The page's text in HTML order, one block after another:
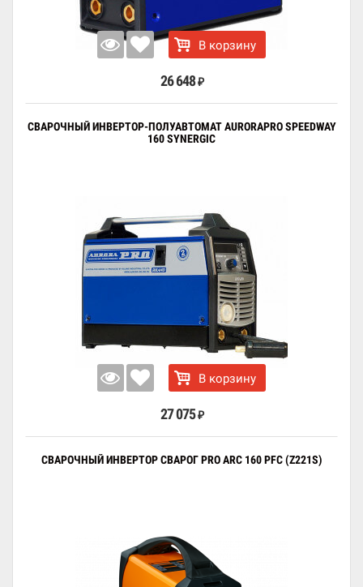
В корзину
26 648 ₽
СВАРОЧНЫЙ ИНВЕРТОР-ПОЛУАВТОМАТ AURORAPRO SPEEDWAY
160 SYNERGIC
В корзину
27 075 ₽
СВАРОЧНЫЙ ИНВЕРТОР СВАРОГ PRO ARC 160 PFC (Z221S)